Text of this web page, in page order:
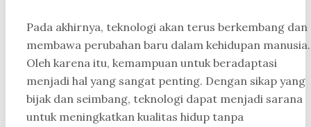
Pada akhirnya, teknologi akan terus berkembang dan
membawa perubahan baru dalam kehidupan manusia.
Oleh karena itu, kemampuan untuk beradaptasi
menjadi hal yang sangat penting. Dengan sikap yang
bijak dan seimbang, teknologi dapat menjadi sarana
untuk meningkatkan kualitas hidup tanpa